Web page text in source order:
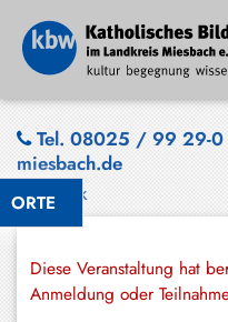
ORTE
Tel. 08025 / 99 29-0
miesbach.de
Zurück
Diese Veranstaltung hat
Anmeldung oder
Bad
Wiessee
Bayrischzell
Elbach